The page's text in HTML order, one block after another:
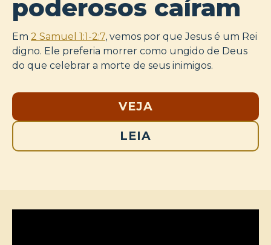
poderosos caíram
Em 2 Samuel 1:1-2:7, vemos por que Jesus é um Rei
digno. Ele preferia morrer como ungido de Deus
do que celebrar a morte de seus inimigos.
VEJA
LEIA